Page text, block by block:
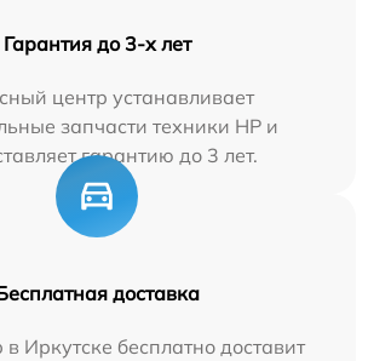
Гарантия до 3-х лет
центр устанавливает
запчасти техники HP и
гарантию до 3 лет.
доставка
Иркутске бесплатно доставит